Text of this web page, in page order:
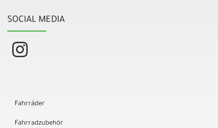
SOCIAL MEDIA
Fahrräder
Fahrradzubehör